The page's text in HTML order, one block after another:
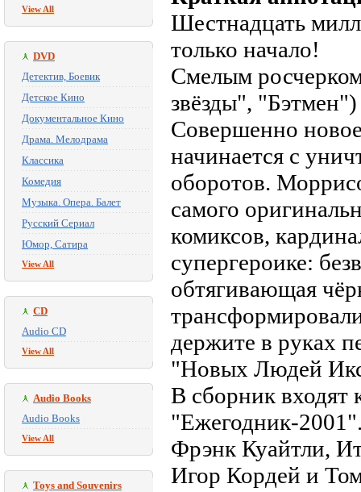
View All
DVD
Детектив, Боевик
Детское Кино
Документальное Кино
Драма. Мелодрама
Классика
Комедия
Музыка. Опера. Балет
Русский Сериал
Юмор, Сатира
View All
CD
Audio CD
View All
Audio Books
Audio Books
View All
Toys and Souvenirs
Шестнадцать
только начало!
Смелым
звёзды",
Совершенно
начинается с
оборотов.
самого
комиксов,
супергероике:
обтягивающая
держите в руках
"Новых Людей
В сборник
"Ежегодник-
Фрэнк Куайтли,
Игор Кордей и